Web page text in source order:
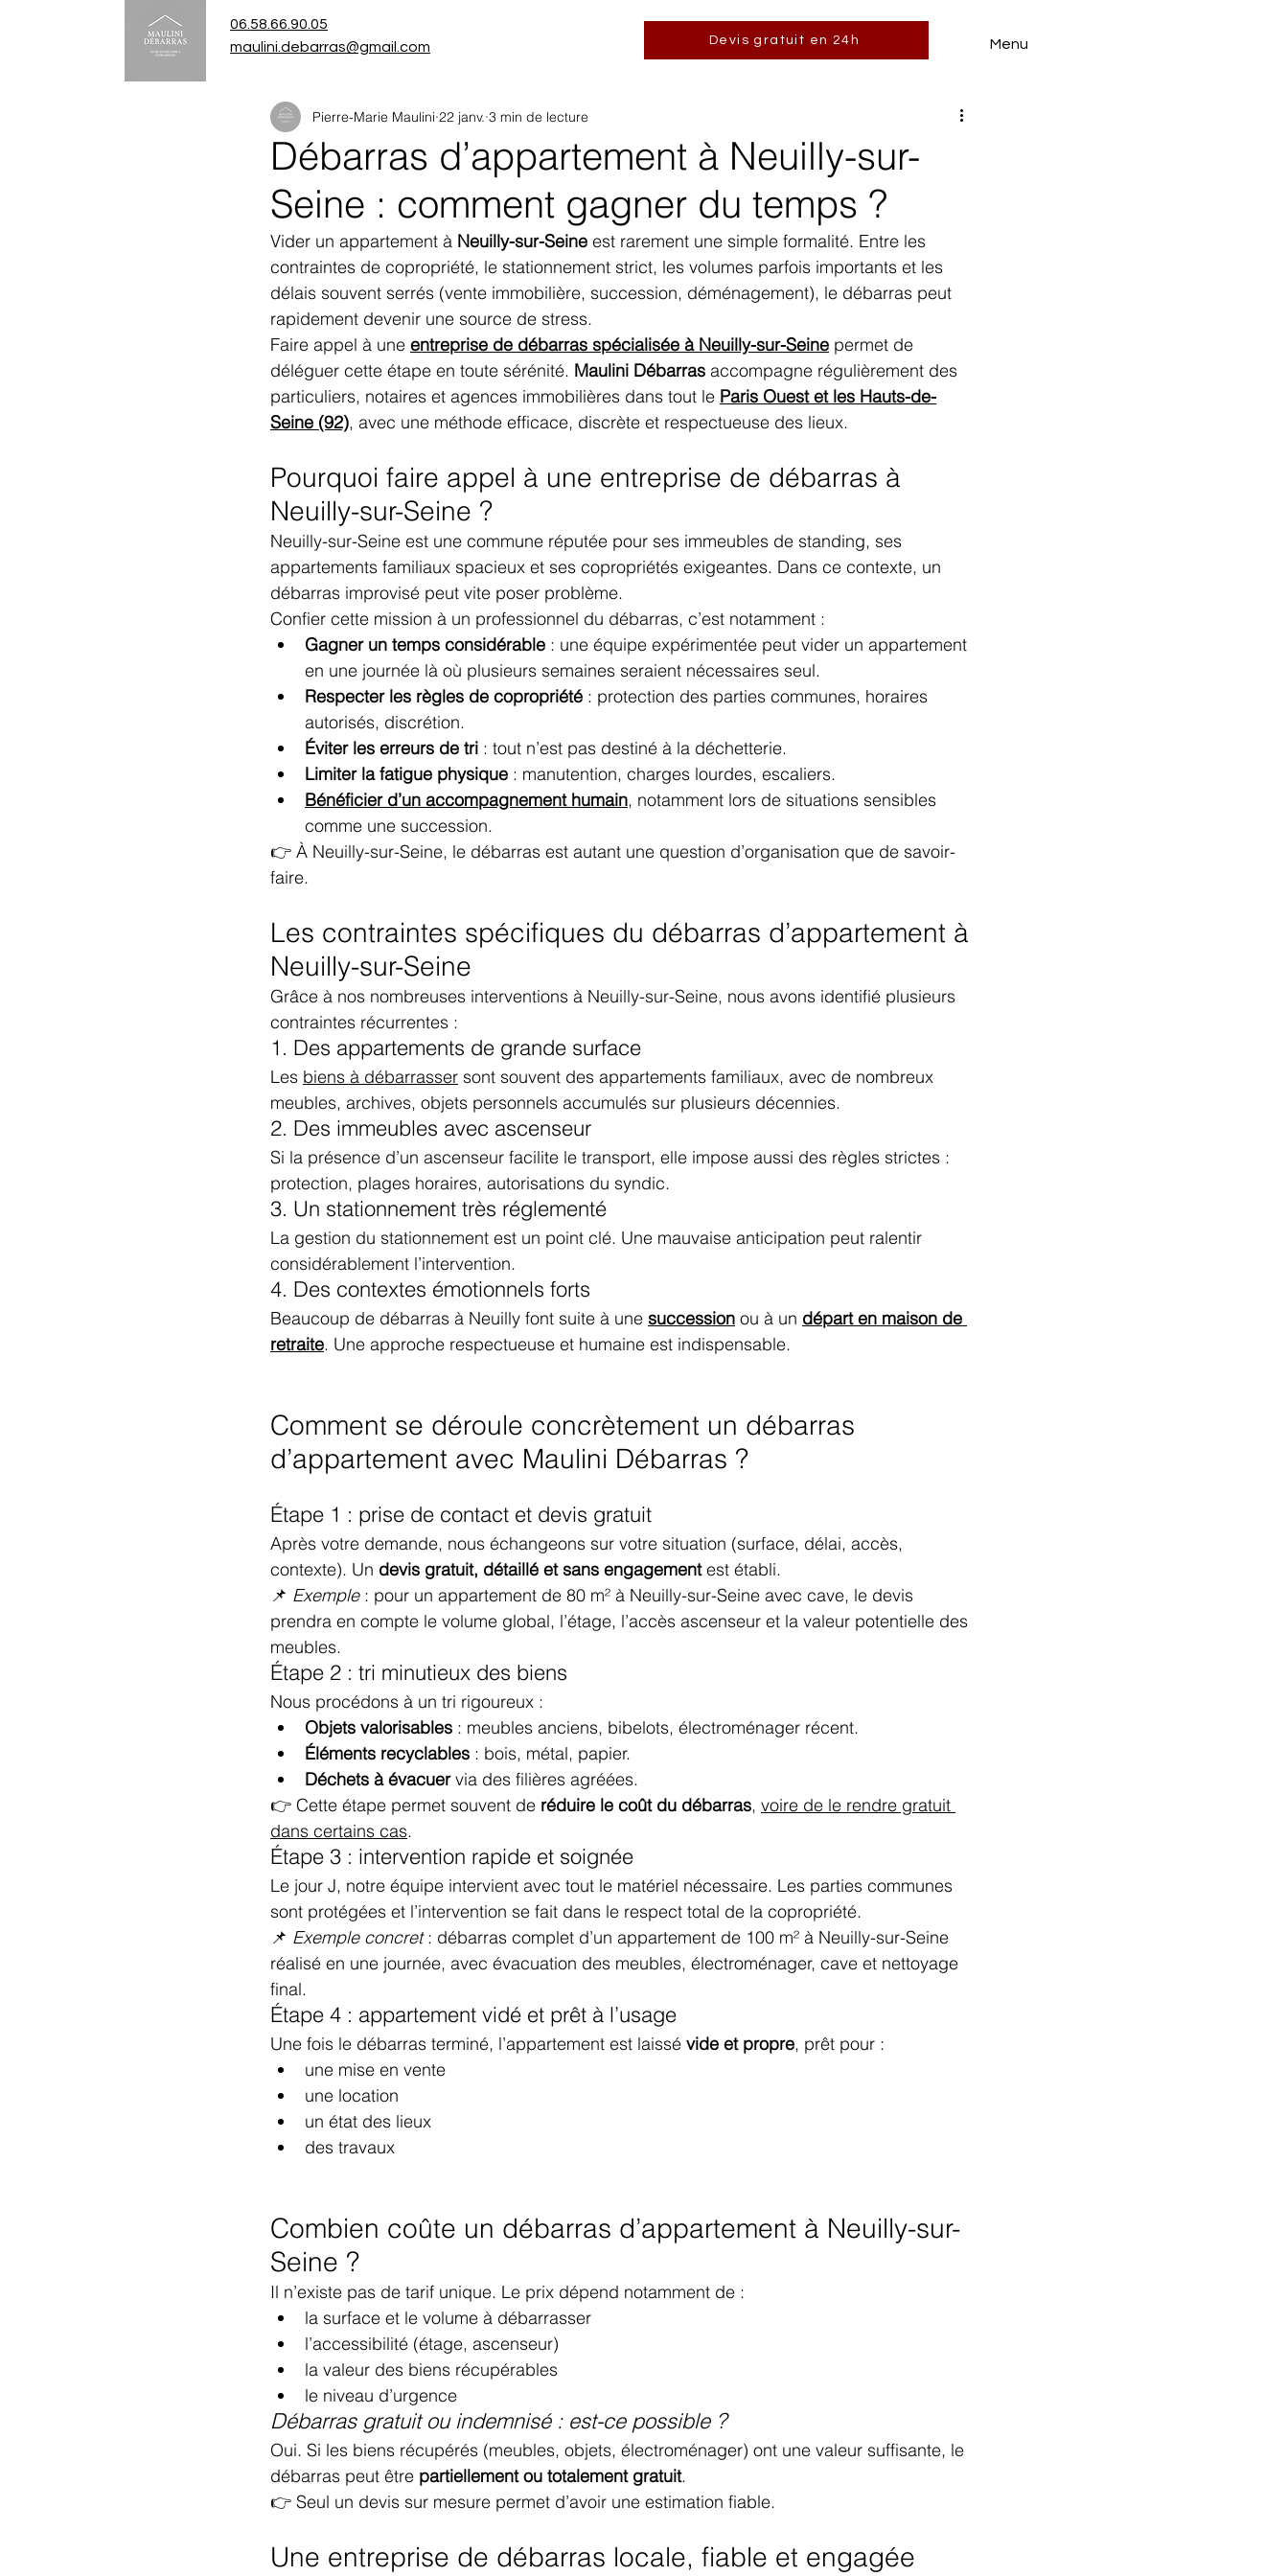
06.58.66.90.05
maulini.debarras@gmail.com
Devis gratuit en 24h Menu
Débarras d’appartement à Neuilly-sur-
Seine : comment gagner du temps ?
Pierre-Marie Maulini 22 janv. 3 min de lecture
Vider un appartement à Neuilly-sur-Seine est rarement une simple formalité. Entre les
contraintes de copropriété, le stationnement strict, les volumes parfois importants et les
délais souvent serrés (vente immobilière, succession, déménagement), le débarras peut
rapidement devenir une source de stress.
Faire appel à une entreprise de débarras spécialisée à Neuilly-sur-Seine permet de
déléguer cette étape en toute sérénité. Maulini Débarras accompagne régulièrement des
particuliers, notaires et agences immobilières dans tout le Paris Ouest et les Hauts-de-
Seine (92), avec une méthode efficace, discrète et respectueuse des lieux.
Pourquoi faire appel à une entreprise de débarras à
Neuilly-sur-Seine ?
Neuilly-sur-Seine est une commune réputée pour ses immeubles de standing, ses
appartements familiaux spacieux et ses copropriétés exigeantes. Dans ce contexte, un
débarras improvisé peut vite poser problème.
Confier cette mission à un professionnel du débarras, c’est notamment :
Gagner un temps considérable : une équipe expérimentée peut vider un appartement
en une journée là où plusieurs semaines seraient nécessaires seul.
Respecter les règles de copropriété : protection des parties communes, horaires
autorisés, discrétion.
Éviter les erreurs de tri : tout n’est pas destiné à la déchetterie.
Limiter la fatigue physique : manutention, charges lourdes, escaliers.
Bénéficier d’un accompagnement humain, notamment lors de situations sensibles
comme une succession.
👉 À Neuilly-sur-Seine, le débarras est autant une question d’organisation que de savoir-
faire.
Les contraintes spécifiques du débarras d’appartement à
Neuilly-sur-Seine
Grâce à nos nombreuses interventions à Neuilly-sur-Seine, nous avons identifié plusieurs
contraintes récurrentes :
1. Des appartements de grande surface
Les biens à débarrasser sont souvent des appartements familiaux, avec de nombreux
meubles, archives, objets personnels accumulés sur plusieurs décennies.
2. Des immeubles avec ascenseur
Si la présence d’un ascenseur facilite le transport, elle impose aussi des règles strictes :
protection, plages horaires, autorisations du syndic.
3. Un stationnement très réglementé
La gestion du stationnement est un point clé. Une mauvaise anticipation peut ralentir
considérablement l’intervention.
4. Des contextes émotionnels forts
Beaucoup de débarras à Neuilly font suite à une succession ou à un départ en maison de
retraite. Une approche respectueuse et humaine est indispensable.
Comment se déroule concrètement un débarras
d’appartement avec Maulini Débarras ?
Étape 1 : prise de contact et devis gratuit
Après votre demande, nous échangeons sur votre situation (surface, délai, accès,
contexte). Un devis gratuit, détaillé et sans engagement est établi.
📌 Exemple : pour un appartement de 80 m² à Neuilly-sur-Seine avec cave, le devis
prendra en compte le volume global, l’étage, l’accès ascenseur et la valeur potentielle des
meubles.
Étape 2 : tri minutieux des biens
Nous procédons à un tri rigoureux :
Objets valorisables : meubles anciens, bibelots, électroménager récent.
Éléments recyclables : bois, métal, papier.
Déchets à évacuer via des filières agréées.
👉 Cette étape permet souvent de réduire le coût du débarras, voire de le rendre gratuit
dans certains cas.
Étape 3 : intervention rapide et soignée
Le jour J, notre équipe intervient avec tout le matériel nécessaire. Les parties communes
sont protégées et l’intervention se fait dans le respect total de la copropriété.
📌 Exemple concret : débarras complet d’un appartement de 100 m² à Neuilly-sur-Seine
réalisé en une journée, avec évacuation des meubles, électroménager, cave et nettoyage
final.
Étape 4 : appartement vidé et prêt à l’usage
Une fois le débarras terminé, l’appartement est laissé vide et propre, prêt pour :
une mise en vente
une location
un état des lieux
des travaux
Combien coûte un débarras d’appartement à Neuilly-sur-
Seine ?
Il n’existe pas de tarif unique. Le prix dépend notamment de :
la surface et le volume à débarrasser
l’accessibilité (étage, ascenseur)
la valeur des biens récupérables
le niveau d’urgence
Débarras gratuit ou indemnisé : est-ce possible ?
Oui. Si les biens récupérés (meubles, objets, électroménager) ont une valeur suffisante, le
débarras peut être partiellement ou totalement gratuit.
👉 Seul un devis sur mesure permet d’avoir une estimation fiable.
Une entreprise de débarras locale, fiable et engagée